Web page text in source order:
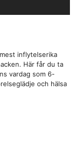
inflytelserika
Här får du ta
vardag som 6-
och hälsa